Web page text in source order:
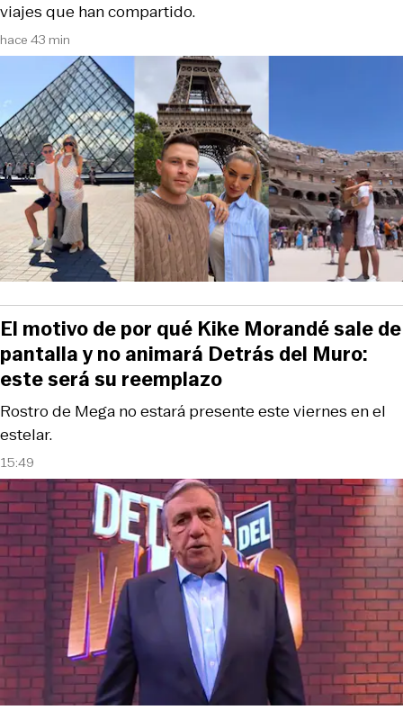
hace 43 min
viajes que han compartido.
15:49
Rostro de Mega no estará presente este viernes en el
estelar.
El motivo de por qué Kike Morandé sale de
pantalla y no animará Detrás del Muro:
este será su reemplazo